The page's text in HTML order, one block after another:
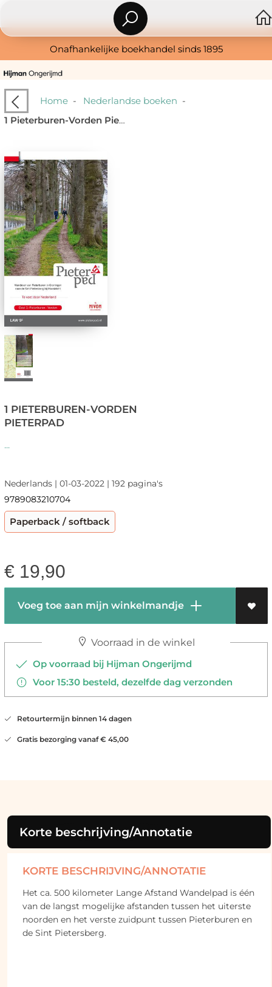
Onafhankelijke boekhandel sinds 1895
Home- Nederlandse boeken -
1 Pieterburen-Vorden Pieterpad
1 PIETERBUREN-VORDEN
PIETERPAD
...
Nederlands | 01-03-2022 | 192 pagina's
9789083210704
Paperback / softback
€ 19,90
Voeg toe aan mijn winkelmandje
Voorraad in de winkel
Op voorraad bij Hijman Ongerijmd
Voor 15:30 besteld, dezelfde dag verzonden
Retourtermijn binnen 14 dagen
Gratis bezorging vanaf € 45,00
Korte beschrijving/Annotatie
KORTE BESCHRIJVING/ANNOTATIE
Het ca. 500 kilometer Lange Afstand Wandelpad is één
van de langst mogelijke afstanden tussen het uiterste
noorden en het verste zuidpunt tussen Pieterburen en
de Sint Pietersberg.